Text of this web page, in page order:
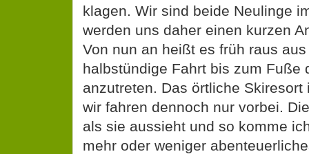
klagen. Wir sind beide Neulinge
werden uns daher einen kurzen
Von nun an heißt es früh raus
halbstündige Fahrt bis zum Fuße
anzutreten. Das örtliche Skiresort
wir fahren dennoch nur vorbei.
als sie aussieht und so komme
mehr oder weniger